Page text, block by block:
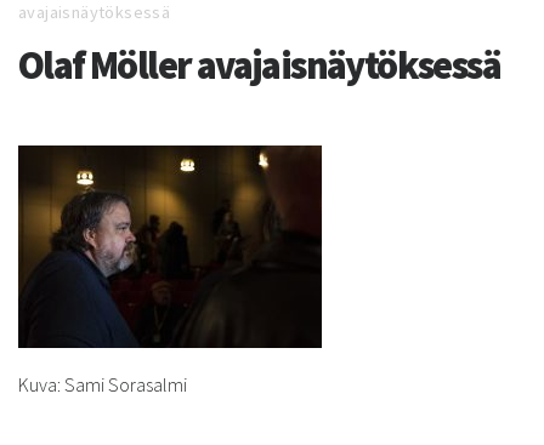
avajaisnäytöksessä
Olaf Möller avajaisnäytöksessä
Kuva: Sami Sorasalmi